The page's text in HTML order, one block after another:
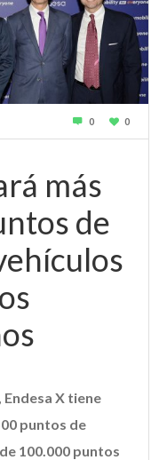
0 0
más
de
X tiene
puntos de
100.000 puntos